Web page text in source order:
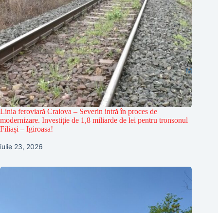
Linia feroviară Craiova – Severin intră în proces de
modernizare. Investiție de 1,8 miliarde de lei pentru tronsonul
Filiași – Igiroasa!
iulie 23, 2026